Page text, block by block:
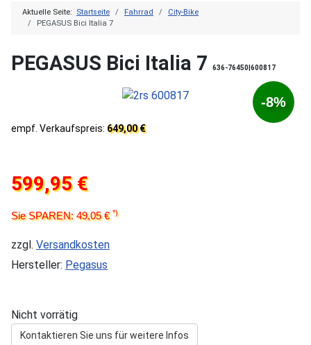
Aktuelle Seite: Startseite Fahrrad
City-Bike
PEGASUS Bici Italia 7
PEGASUS Bici Italia 7 636-76450|600817
-8%
empf. Verkaufspreis: 649,00 €
599,95 €
Sie SPAREN: 49,05 €*)
zzgl. Versandkosten
Hersteller: Pegasus
Nicht vorrätig
Kontaktieren Sie uns für weitere Infos